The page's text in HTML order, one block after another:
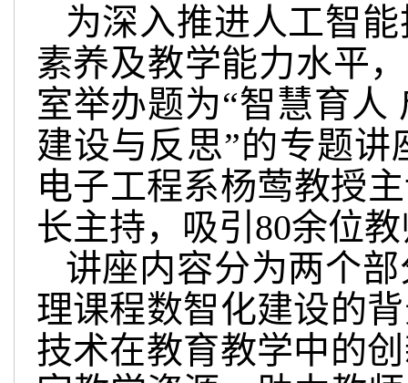
为深入推进人工智
素养及教学能力水平
室举办题为“智慧育
建设与反思”的专题
电子工程系杨莺教授
长主持，吸引80余位
讲座内容分为两个
理课程数智化建设的
技术在教育教学中的